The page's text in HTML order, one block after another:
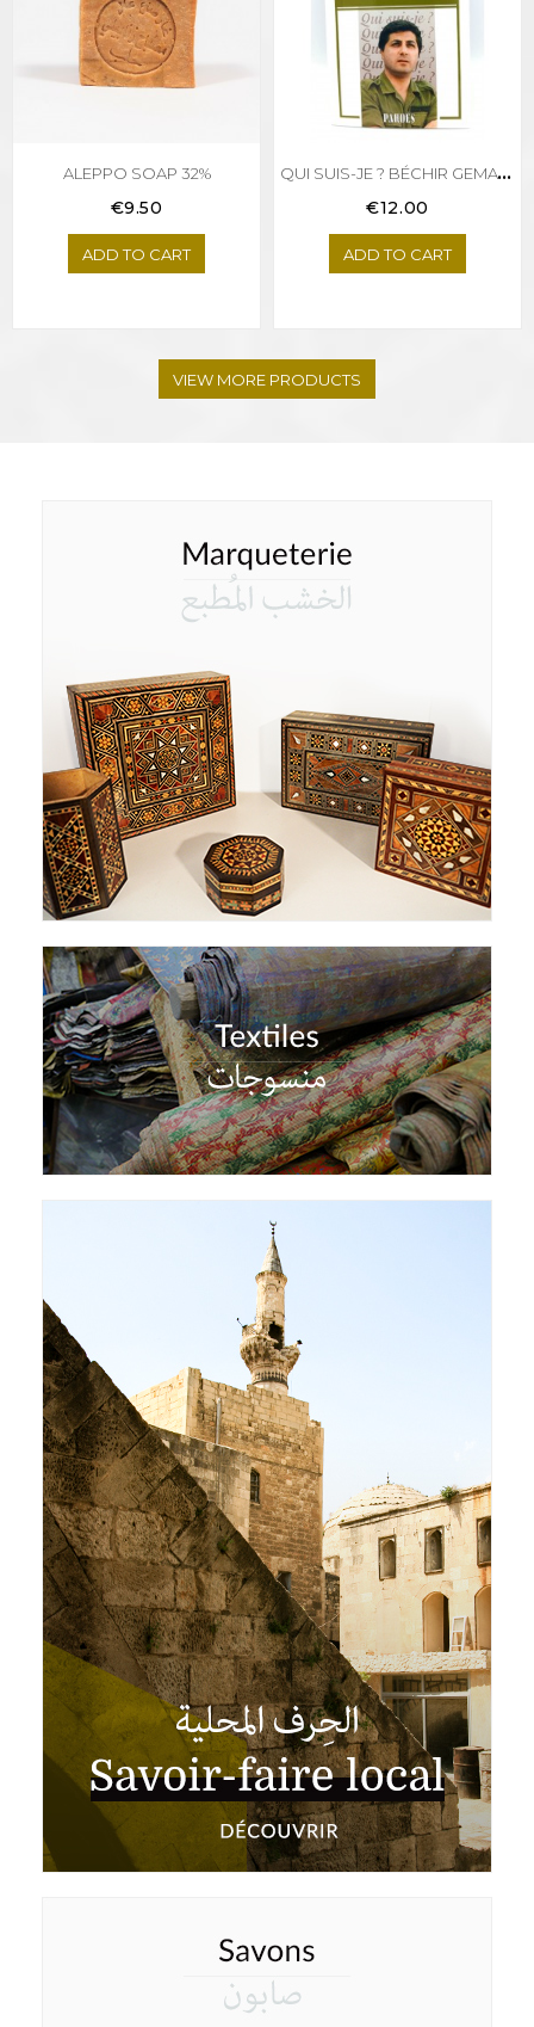
ALEPPO SOAP 32%
Price
€9.50
ADD TO CART
Q
UI SUIS-JE ? BÉCHIR GEMAYEL
Price
€12.00
ADD TO CART
VIEW MORE PRODUCTS